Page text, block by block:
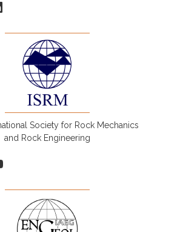
Society for Rock Mechanics
and Rock Engineering